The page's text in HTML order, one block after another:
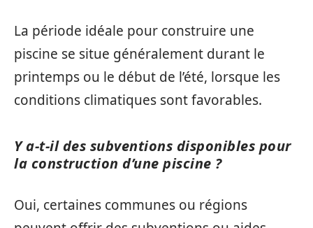
La période idéale pour construire une
piscine se situe généralement durant le
printemps ou le début de l’été, lorsque les
conditions climatiques sont favorables.
Y a-t-il des subventions disponibles pour
la construction d’une piscine ?
Oui, certaines communes ou régions